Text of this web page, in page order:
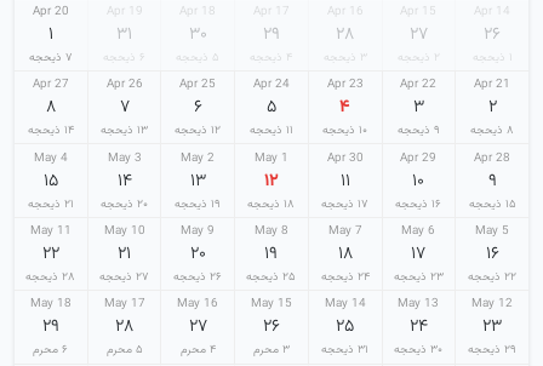
14 Apr
۲۶
۱ ذیحجه
15 Apr
۲۷
۲ ذیحجه
16 Apr
۲۸
۳ ذیحجه
17 Apr
۲۹
۴ ذیحجه
18 Apr
۳۰
۵ ذیحجه
19 Apr
۳۱
۶ ذیحجه
20 Apr
۱
۷ ذیحجه
21 Apr
۲
۸ ذیحجه
22 Apr
۳
۹ ذیحجه
23 Apr
۴
۱۰ ذیحجه
24 Apr
۵
۱۱ ذیحجه
25 Apr
۶
۱۲ ذیحجه
26 Apr
۷
۱۳ ذیحجه
27 Apr
۸
۱۴ ذیحجه
28 Apr
۹
۱۵ ذیحجه
29 Apr
۱۰
۱۶ ذیحجه
30 Apr
۱۱
۱۷ ذیحجه
1 May
۱۲
۱۸ ذیحجه
2 May
۱۳
۱۹ ذیحجه
3 May
۱۴
۲۰ ذیحجه
4 May
۱۵
۲۱ ذیحجه
5 May
۱۶
۲۲ ذیحجه
6 May
۱۷
۲۳ ذیحجه
7 May
۱۸
۲۴ ذیحجه
8 May
۱۹
۲۵ ذیحجه
9 May
۲۰
۲۶ ذیحجه
10 May
۲۱
۲۷ ذیحجه
11 May
۲۲
۲۸ ذیحجه
12 May
۲۳
۲۹ ذیحجه
13 May
۲۴
۳۰ ذیحجه
14 May
۲۵
۳۱ ذیحجه
15 May
۲۶
۳ محرم
16 May
۲۷
۴ محرم
17 May
۲۸
۵ محرم
18 May
۲۹
۶ محرم